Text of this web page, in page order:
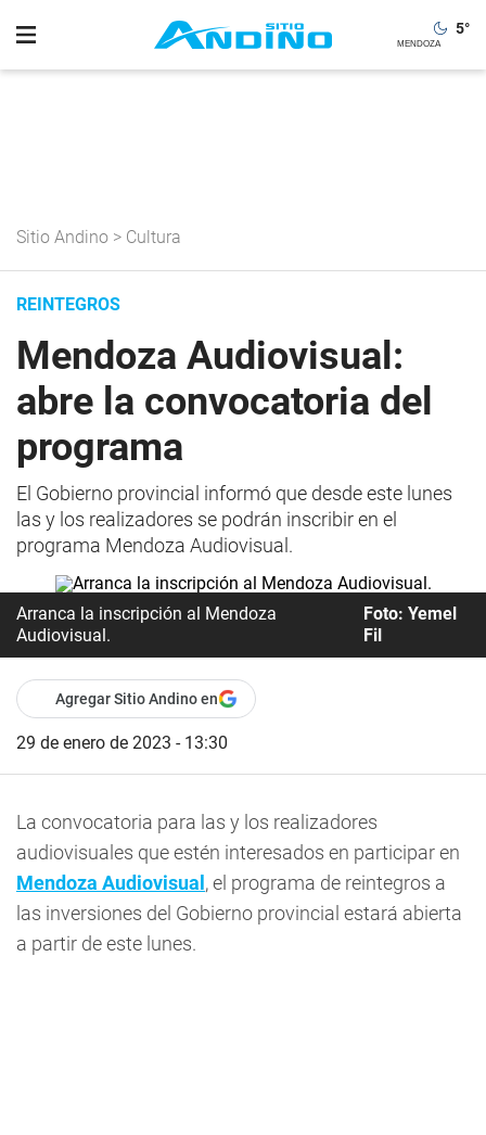
5°
Sitio Andino > Cultura
REINTEGROS
Mendoza Audiovisual:
abre la convocatoria del
programa
El Gobierno provincial informó que desde este lunes
las y los realizadores se podrán inscribir en el
programa Mendoza Audiovisual.
Arranca la inscripción al Mendoza
Audiovisual.
Foto: Yemel
Fil
Agregar Sitio Andino en
29 de enero de 2023 - 13:30
La convocatoria para las y los realizadores
audiovisuales que estén interesados en participar en
Mendoza Audiovisual , el programa de reintegros a
las inversiones del Gobierno provincial estará abierta
a partir de este lunes.